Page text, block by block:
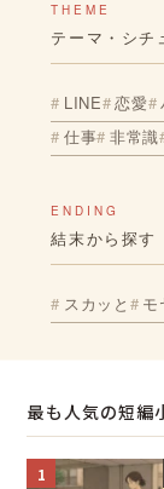
THEME
テーマ・シチ
LINE 恋愛
仕事 非常識
ENDING
結末から探す
スカッと モ
最も人気の短編
1